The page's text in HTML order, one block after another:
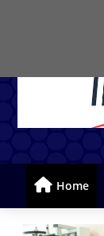
Home